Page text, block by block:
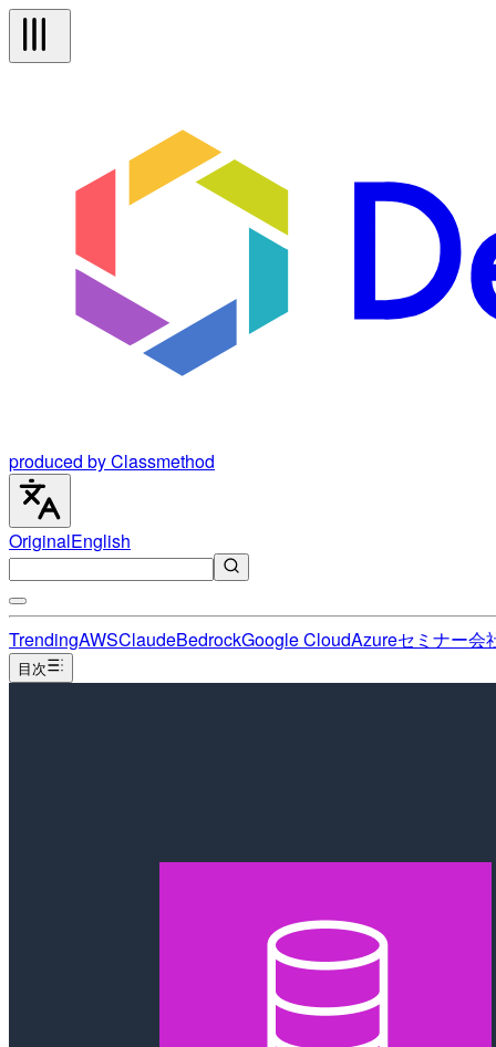
produced by Classmethod
OriginalEnglish
TrendingAWSClaudeBedrockGoogle CloudAzureセミナー会
目次